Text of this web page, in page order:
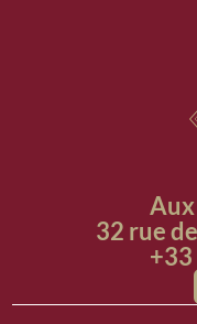
Aux
32 rue
+33